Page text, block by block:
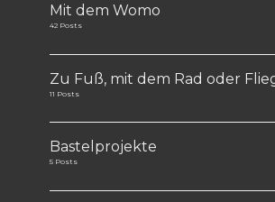
Mit dem Womo
42 Posts
Zu Fuß, mit dem Rad oder
11 Posts
Bastelprojekte
5 Posts